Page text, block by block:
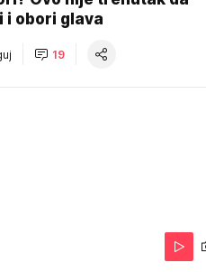
i obori glava
19